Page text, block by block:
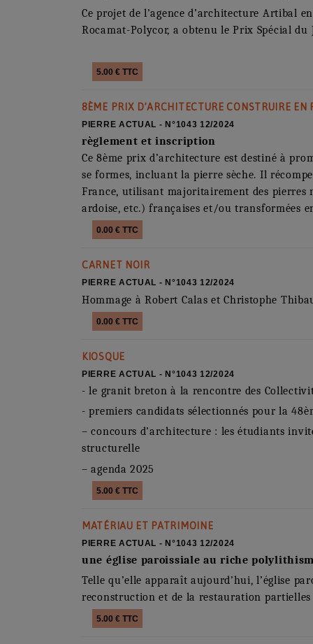
Ce projet de l’agence d’architecture Artibal
Rocamat-Polycor, a obtenu le Prix Spécial du
5.00 € TTC
8ÈME PRIX D’ARCHITECTURE CONSTRUIRE EN
PIERRE ACTUAL - N°1043 12/2024
règlement et inscription
Ce 8ème prix d’architecture est destiné à
se formes, incluant la pierre sèche. Il
France, utilisant majoritairement des pierres
ardoise, etc.) françaises et/ou transformées
0.00 € TTC
CARNET NOIR
PIERRE ACTUAL - N°1043 12/2024
Hommage à Robert Calas et Christophe
0.00 € TTC
KIOSQUE
PIERRE ACTUAL - N°1043 12/2024
- le granit breton à la rencontre des
- premiers candidats sélectionnés pour la
– concours d’architecture : les étudiants
structurelle
– agenda 2025
5.00 € TTC
MATÉRIAU ET PATRIMOINE
PIERRE ACTUAL - N°1043 12/2024
une église paroissiale au riche
Telle qu’elle apparaît aujourd’hui, l’église
reconstruction et de la restauration partielles
5.00 € TTC